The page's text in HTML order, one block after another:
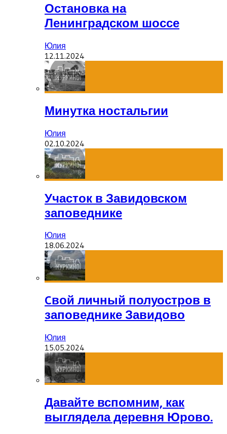
Остановка на
Ленинградском шоссе
Юлия
12.11.2024
Минутка ностальгии
Юлия
02.10.2024
Участок в Завидовском
заповеднике
Юлия
18.06.2024
Cвой личный полуостров в
заповеднике Завидово
Юлия
15.05.2024
Давайте вспомним, как
выглядела деревня Юрово.